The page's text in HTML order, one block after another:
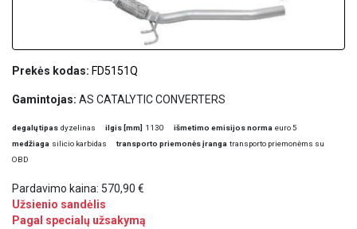
Prekės kodas: FD5151Q
Gamintojas: AS CATALYTIC CONVERTERS
degalų tipas dyzelinas ilgis [mm] 1130 išmetimo emisijos norma euro 5
medžiaga silicio karbidas transporto priemonės įranga transporto priemonėms su
OBD
Pardavimo kaina: 570,90 €
Užsienio sandėlis
Pagal specialų užsakymą